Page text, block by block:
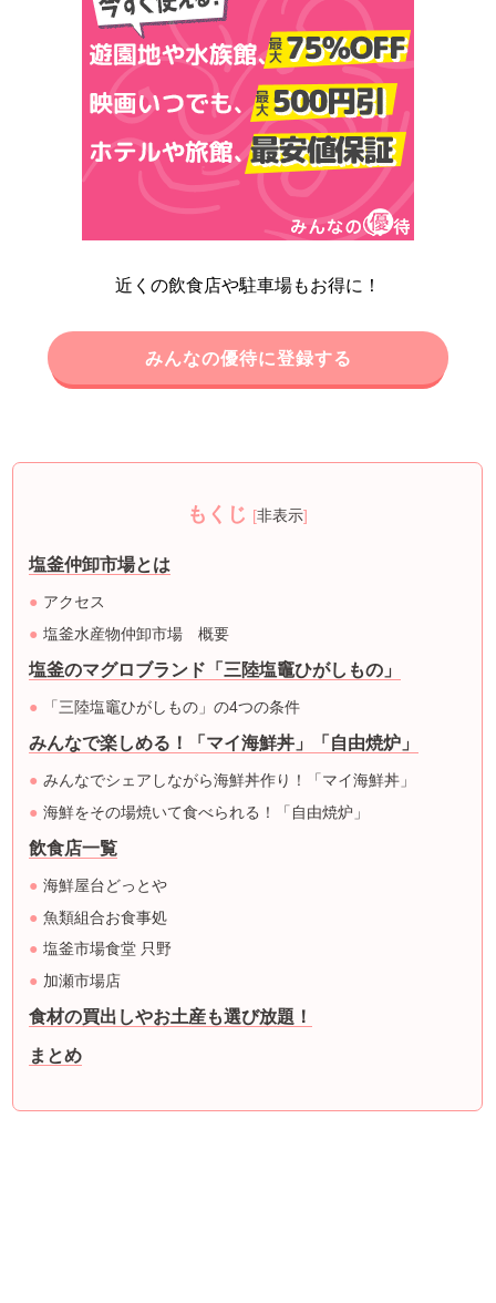
近くの飲食店や駐車場もお得に！
みんなの優待に登録する
もくじ [非表示]
塩釜仲卸市場とは
アクセス
塩釜水産物仲卸市場 概要
塩釜のマグロブランド「三陸塩竈ひがしもの」
「三陸塩竈ひがしもの」の4つの条件
みんなで楽しめる！「マイ海鮮丼」「自由焼炉」
みんなでシェアしながら海鮮丼作り！「マイ海鮮丼」
海鮮をその場焼いて食べられる！「自由焼炉」
飲食店一覧
海鮮屋台どっとや
魚類組合お食事処
塩釜市場食堂 只野
加瀬市場店
食材の買出しやお土産も選び放題！
まとめ